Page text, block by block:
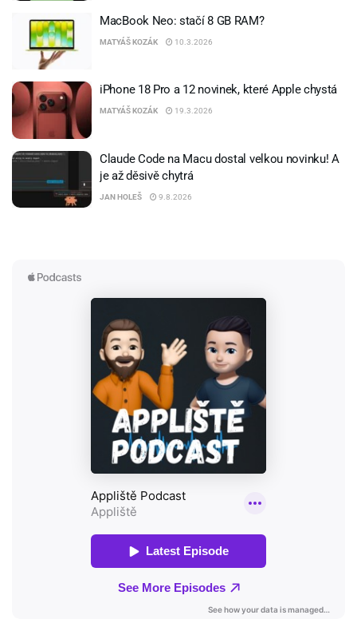
MacBook Neo: stačí 8 GB RAM?
MATYÁŠ KOZÁK 10.3.2026
iPhone 18 Pro a 12 novinek, které Apple chystá
MATYÁŠ KOZÁK 19.3.2026
Claude Code na Macu dostal velkou novinku! A
je až děsivě chytrá
JAN HOLEŠ 9.8.2026